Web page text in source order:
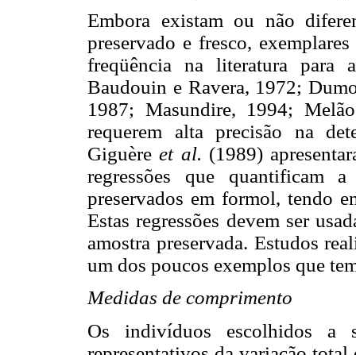
Embora existam ou não
preservado e fresco,
freqüência na literatura para
Baudouin e Ravera, 1972;
1987; Masundire, 1994;
requerem alta precisão na
Giguèreet al. (1989)
regressões que quantificam
preservados em formol, tendo
Estas regressões devem ser
amostra preservada. Estudos
um dos poucos exemplos que
Medidas de comprimento
Os indivíduos escolhidos a